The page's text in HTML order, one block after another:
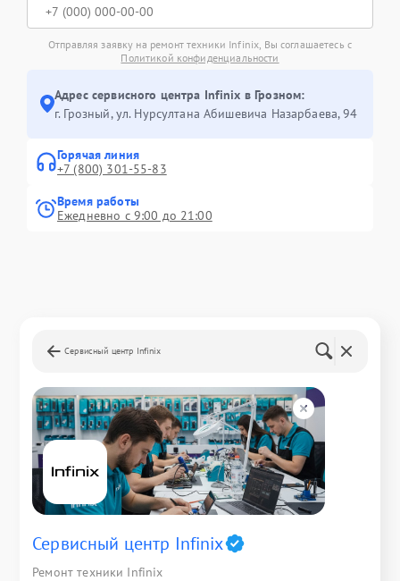
Отправляя заявку на ремонт техники Infinix, Вы соглашаетесь с
Политикой конфиденциальности
Адрес сервисного центра Infinix в Грозном:
г. Грозный, ул. Нурсултана Абишевича Назарбаева, 94
Горячая линия
+7 (800) 301-55-83
Время работы
Ежедневно с 9:00 до 21:00
Сервисный центр Infinix
Сервисный центр Infinix
Ремонт техники Infinix